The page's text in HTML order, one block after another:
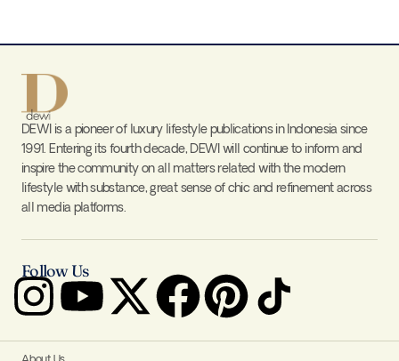
DEWI is a pioneer of luxury lifestyle publications in Indonesia since
1991. Entering its fourth decade, DEWI will continue to inform and
inspire the community on all matters related with the modern
lifestyle with substance, great sense of chic and refinement across
all media platforms.
Follow Us